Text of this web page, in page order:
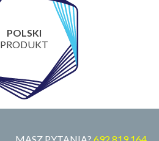
POLSKI
PRODUKT